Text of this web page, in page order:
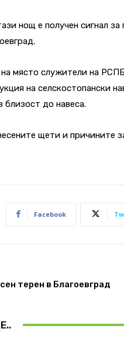
нощ е получен сигнал
място служители на
на селскостопански
близост до навеса.
щети и причините
Facebook
терен в Благоевград